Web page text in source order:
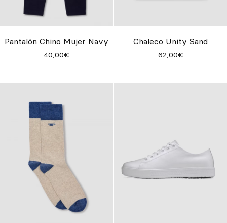
Pantalón Chino Mujer Navy
40,00€
Chaleco Unity Sand
62,00€